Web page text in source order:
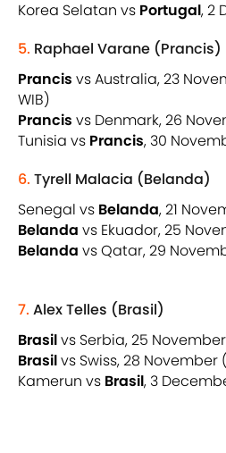
Korea Selatan vs Portugal, 2
5. Raphael Varane (Prancis)
Prancis vs Australia, 23
WIB)
Prancis vs Denmark, 26
Tunisia vs Prancis, 30
6. Tyrell Malacia (Belanda)
Senegal vs Belanda, 21
Belanda vs Ekuador, 25
Belanda vs Qatar, 29
7. Alex Telles (Brasil)
Brasilvs Serbia, 25
Brasilvs Swiss, 28 November
Kamerun vs Brasil, 3